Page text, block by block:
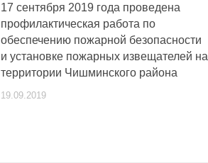
17 сентября 2019 года проведена
профилактическая работа по
обеспечению пожарной безопасности
и установке пожарных извещателей на
территории Чишминского района
19.09.2019